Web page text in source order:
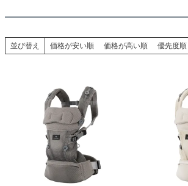
並び替え 価格が安い順 価格が高い順 優先度順